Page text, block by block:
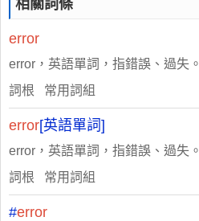
相關詞條
error
error，英語單詞，指錯誤、過失。
詞根 常用詞組
error[英語單詞]
error，英語單詞，指錯誤、過失。
詞根 常用詞組
#error